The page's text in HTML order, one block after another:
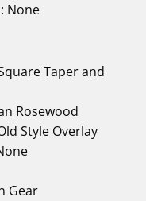
None
Taper and
Rosewood
Style Overlay
Gear